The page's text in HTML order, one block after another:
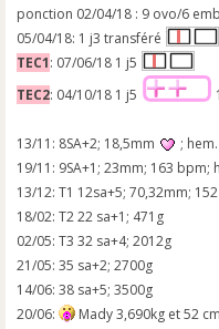
ponction 02/04/18 : 9 ovo/6
05/04/18: 1 j3 transféré
TEC1: 07/06/18 1 j5
TEC2: 04/10/18 1 j5
13/11: 8SA+2; 18,5mm
;
19/11: 9SA+1; 23mm; 163 bpm;
13/12: T1 12sa+5; 70,32mm;
18/02: T2 22 sa+1; 471g
02/05: T3 32 sa+4; 2012g
21/05: 35 sa+2; 2700g
14/06: 38 sa+5; 3500g
20/06:
Mady 3,690kg et 52 cm